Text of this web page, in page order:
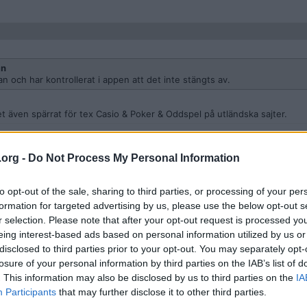
- Do Not Process My Personal Information
opt-out of the sale, sharing to third parties, or processing of your
for targeted advertising by us, please use the below opt-out
selection. Please note that after your opt-out request is processed
interest-based ads based on personal information utilized by us
to third parties prior to your opt-out. You may separately
of your personal information by third parties on the IAB’s list of
This information may also be disclosed by us to third parties on the
Participants that may further disclose it to other third parties.
och har kontrollerat i appen att det inte stängts av.
även spärrat för tex Casio & Poker & Oddspel på utländska sajter.
i hand för småköp, men det är ju för att beloppen är för låga för att
i ett land utanför EU/USA/Kanada med din "fina vanliga bank"
använda kortet fritt, då tvingas du ha kvar pengarna hos dem. Att du
server i Kanada är ren och skär barnslighet. Vänta tills du ska göra
betyder.
på något annat än att du har tur med beloppsgränsen. Försök